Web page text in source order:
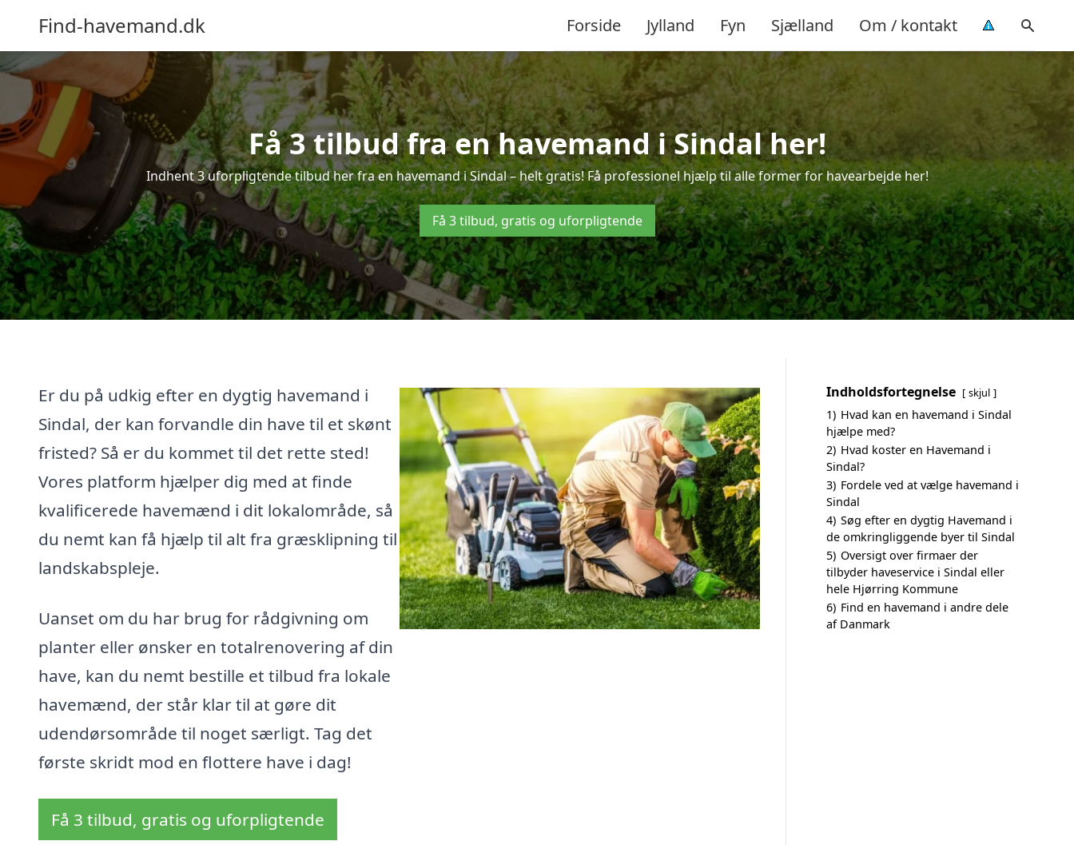
Find-havemand.dk Forside Jylland Fyn Sjælland Om / kontakt
Få 3 tilbud fra en havemand i Sindal her!
Indhent 3 uforpligtende tilbud her fra en havemand i Sindal – helt gratis! Få professionel hjælp til alle former for havearbejde her!
Få 3 tilbud, gratis og uforpligtende
Er du på udkig efter en dygtig havemand i
Sindal, der kan forvandle din have til et skønt
fristed? Så er du kommet til det rette sted!
Vores platform hjælper dig med at finde
kvalificerede havemænd i dit lokalområde, så
du nemt kan få hjælp til alt fra græsklipning til
landskabspleje.
Uanset om du har brug for rådgivning om
planter eller ønsker en totalrenovering af din
have, kan du nemt bestille et tilbud fra lokale
havemænd, der står klar til at gøre dit
udendørsområde til noget særligt. Tag det
første skridt mod en flottere have i dag!
Få 3 tilbud, gratis og uforpligtende
Indholdsfortegnelse skjul
1) Hvad kan en havemand i Sindal
hjælpe med?
2) Hvad koster en Havemand i
Sindal?
3) Fordele ved at vælge havemand i
Sindal
4) Søg efter en dygtig Havemand i
de omkringliggende byer til Sindal
5) Oversigt over firmaer der
tilbyder haveservice i Sindal eller
hele Hjørring Kommune
6) Find en havemand i andre dele
af Danmark